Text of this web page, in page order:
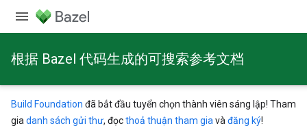
根据 Bazel 代码生成的可搜索参考文档
Build Foundation đã bắt đầu tuyển chọn thành viên sáng lập! Tham
gia danh sách gửi thư, đọcthoả thuận tham gia và đăng ký!